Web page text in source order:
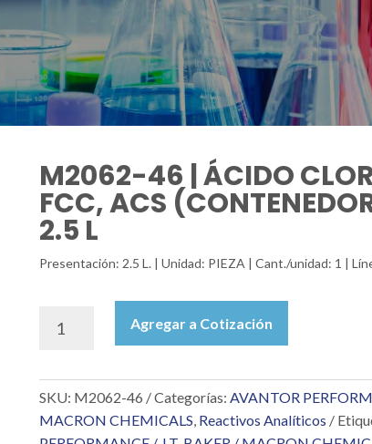
M2062-46 | ÁCIDO
FCC, ACS
2.5 L
Presentación: 2.5 L. | Unidad: PIEZA | Cant./unidad: 1 |
ÁCIDO
CLORHÍDRICO
NF,
Agregar a Cotización
SKU: M2062-46 Categorías:AVANTOR
MACRON CHEMICALS, Reactivos Analíticos